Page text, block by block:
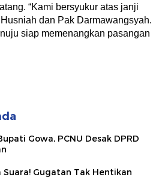
“Kami bersyukur atas janji
dan Pak Darmawangsyah.
siap memenangkan pasangan
Gowa, PCNU Desak DPRD
Suara! Gugatan Tak Hentikan